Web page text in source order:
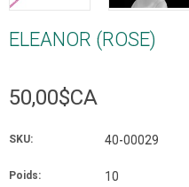
ELEANOR (ROSE)
50,00$CA
SKU: 40-00029
Poids: 10